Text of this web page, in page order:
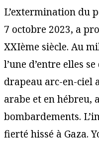
L’extermination du
7 octobre 2023, a
XXIème siècle. Au
l’une d’entre elles
drapeau arc-en-ciel
arabe et en hébreu,
bombardements.
fierté hissé à Gaza.